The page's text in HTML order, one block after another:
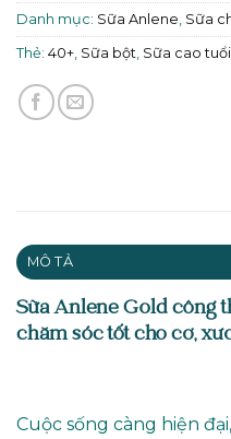
Danh mục: Sữa Anlene, Sữa
Thẻ: 40+, Sữa bột, Sữa cao tuổi
MÔ TẢ
Sữa Anlene Gold công
chăm sóc tốt cho cơ,
Cuộc sống càng hiện